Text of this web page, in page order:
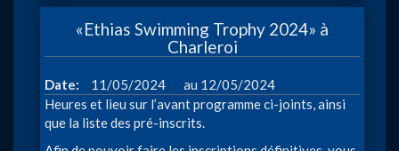
«Ethias Swimming Trophy 2024» à
Charleroi
Date 11/05/2024 à
12/05/2024
Heures et lieu sur l’avant programme ci-joints, ainsi
que la liste des pré-inscrits.